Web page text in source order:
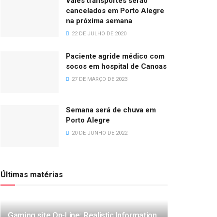
cancelados em Porto Alegre
na próxima semana
22 DE JULHO DE 2020
Paciente agride médico com
socos em hospital de Canoas
27 DE MARÇO DE 2023
Semana será de chuva em
Porto Alegre
20 DE JUNHO DE 2022
Últimas matérias
Gaming site On-Line: Realistic Information